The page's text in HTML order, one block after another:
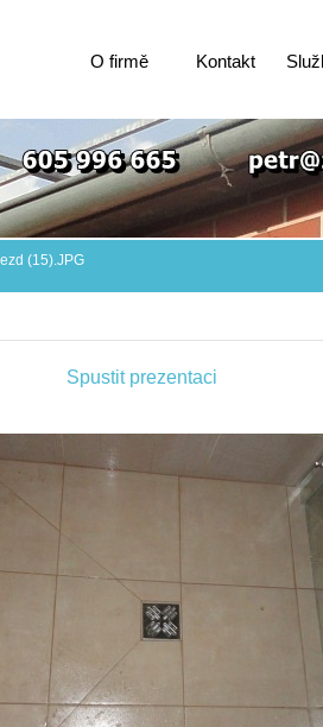
O firmě Kontakt
(15).JPG
Spustit prezentaci